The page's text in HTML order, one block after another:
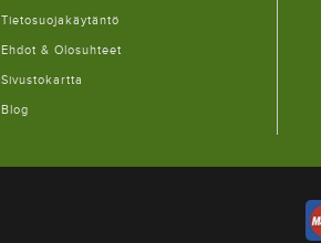
Tietosuojakäytäntö
Ehdot & Olosuhteet
Sivustokartta
Blog